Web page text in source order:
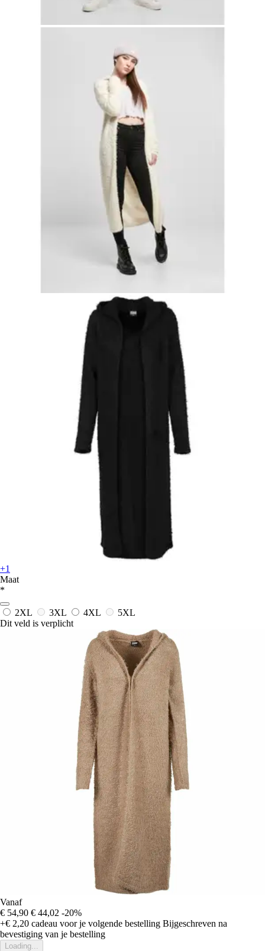
+1
Maat
*
2XL 3XL 4XL
5XL
Dit veld is verplicht
Vanaf
€ 54,90 € 44,02 -20%
+€ 2,20 cadeau voor je volgende bestelling Bijgeschreven na
bevestiging van je bestelling
Loading...